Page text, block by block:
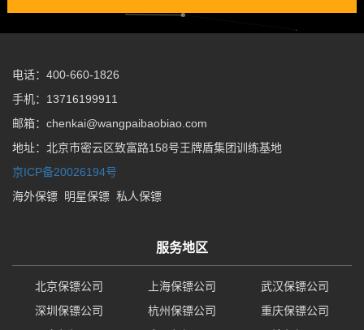
电话：400-660-1826
手机：13716199911
邮箱：chenkai@wangpaibaobiao.com
地址：北京市密云区致富路158号王牌盾集团训练基地
京ICP备20026194号
海外保镖
明星保镖 私人保镖
服务地区
北京保镖公司 上海保镖公司
武汉保镖公司
深圳保镖公司
杭州保镖公司
重庆保镖公司